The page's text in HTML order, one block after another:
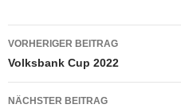
Beitragsnavigation
VORHERIGER BEITRAG
Volksbank Cup 2022
NÄCHSTER BEITRAG